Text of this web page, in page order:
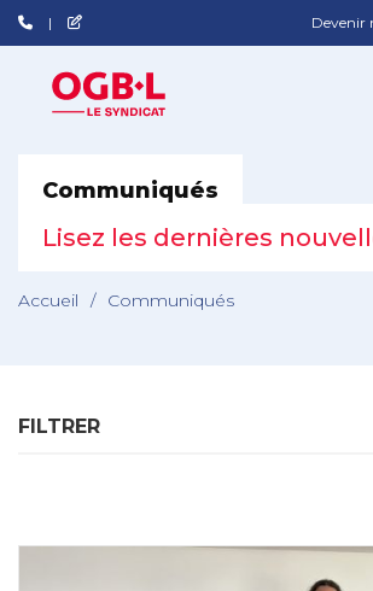
Devenir
Communiqués
Lisez les dernières
Accueil / Communiqués
FILTRER